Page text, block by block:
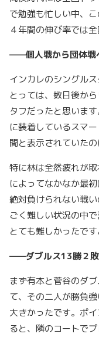
で勉強も忙しい中、
４年間の伸び率では
——個人戦から団体戦
インカレのシングル
とっては、数日後か
タフだったと思いま
に装着しているスマ
間と表示されていたの
特に林は全然疲れが
によってなかなか最
絶対負けられない戦
ごく難しい状況の中
とても難しかったです
——ダブルス13勝２敗
まず有本と菅谷のダ
て、その二人が勝負
大きかったです。ポ
ると、隣のコートで